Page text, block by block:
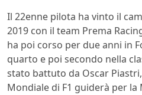
Il 22enne pilota ha vinto il
2019 con il team Prema
ha poi corso per due anni in
quarto e poi secondo nella
stato battuto da Oscar
Mondiale di F1 guiderà per la